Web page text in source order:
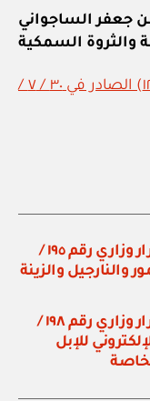
جعفر الساجواني
والثروة السمكية
عدد الجريدة الرسمية رقم (١٢٠٤) الصادر في ٣٠ / ٧ /
وزارة الزراعة والثروة السمكية: قرار وزاري رقم ١٩٥ /
والنارجيل والزينة
وزارة الزراعة والثروة السمكية: قرار وزاري رقم ١٩٨ /
للإبل